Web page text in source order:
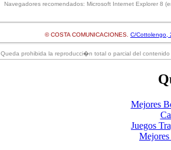
Navegadores recomendados: Microsoft Internet Explorer 8
© COSTA COMUNICACIONES. C/Cottolengo,
Queda prohibida la reproducci�n total o parcial del
Mejores
Juegos